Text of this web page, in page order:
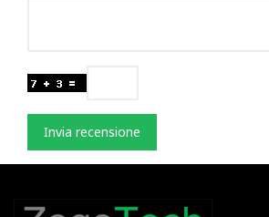
Invia recensione